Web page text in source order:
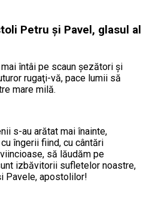
Petru şi Pavel, glasul al
întâi pe scaun şezători şi
rugaţi-vă, pace lumii să
mare milă.
s-au arătat mai înainte,
îngerii fiind, cu cântări
să lăudăm pe
izbăvitorii sufletelor noastre,
Pavele, apostolilor!